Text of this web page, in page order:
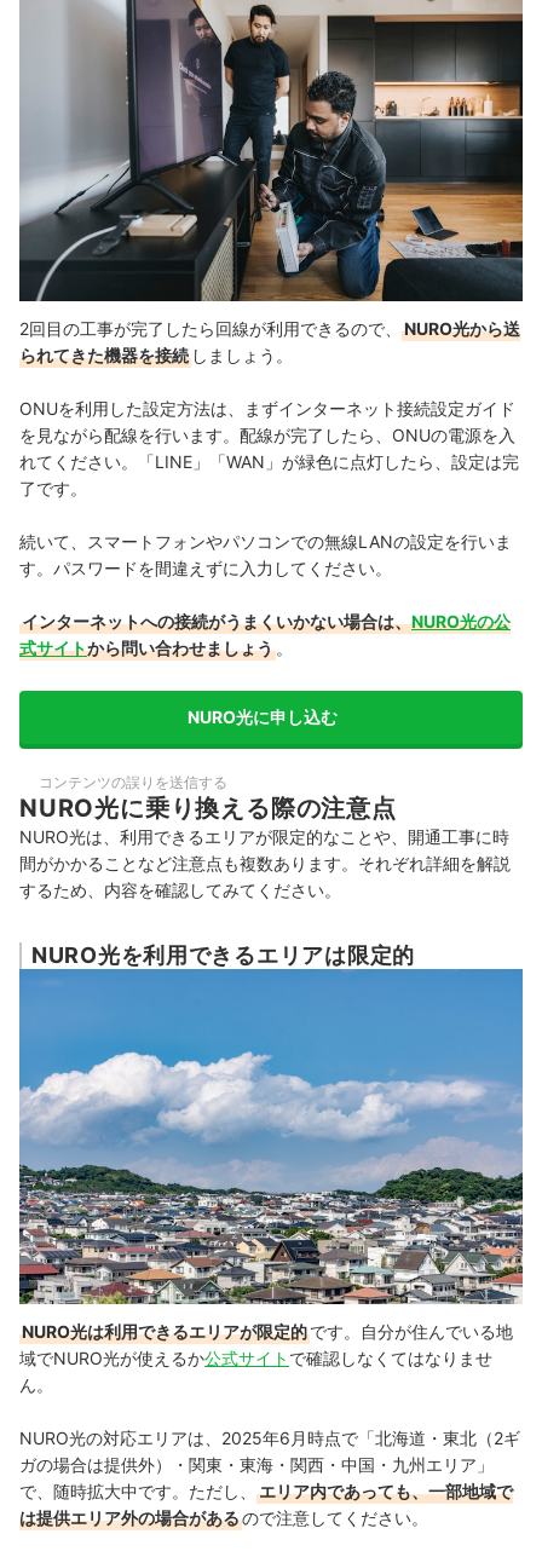
2回目の工事が完了したら回線が利用できるので、
NURO光から送
られてきた機器を接続 しましょう。
ONUを利用した設定方法は、まずインターネット接続設定ガイド
を見ながら配線を行います。配線が完了したら、ONUの電源を入
れてください。「LINE」「WAN」が緑色に点灯したら、設定は完
了です。
続いて、スマートフォンやパソコンでの無線LANの設定を行いま
す。パスワードを間違えずに入力してください。
インターネットへの接続がうまくいかない場合は、NURO光の公
式サイトから問い合わせましょう 。
NURO光に申し込む
コンテンツの誤りを送信する
NURO光に乗り換える際の注意点
NURO光は、 利用できるエリアが限定的なことや、開通工事に時
間がかかることなど注意点も複数あります。 それぞれ詳細を解説
するため、内容を確認してみてください。
NURO光を利用できるエリアは限定的
NURO光は利用できるエリアが限定的です。自分が住んでいる地
域でNURO光が使えるか公式サイト で確認しなくてはなりませ
ん。
NURO光の対応エリアは、2025年6月時点で「北海道・東北（2ギ
ガの場合は提供外）・関東・東海・関西・中国・九州エリア」
で、随時拡大中です。ただし、
エリア内であっても、一部地域で
は提供エリア外の場合があるので注意してください。